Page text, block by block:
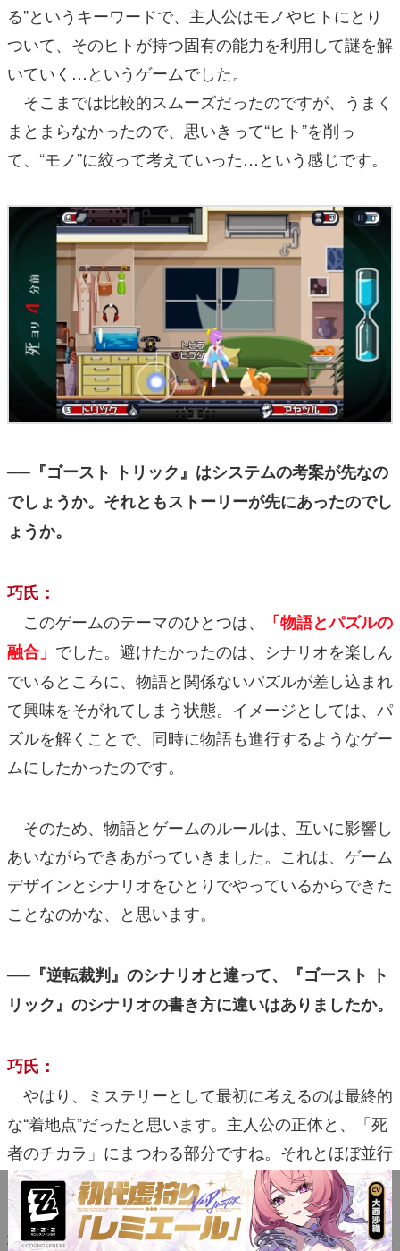
る”というキーワードで、主人公はモノやヒトにとり
ついて、そのヒトが持つ固有の能力を利用して謎を解
いていく…というゲームでした。
そこまでは比較的スムーズだったのですが、うまく
まとまらなかったので、思いきって“ヒト”を削っ
て、“モノ”に絞って考えていった…という感じです。
──『ゴースト トリック』はシステムの考案が先なの
でしょうか。それともストーリーが先にあったのでし
ょうか。
巧氏：
このゲームのテーマのひとつは、
「物語とパズルの
融合」 でした。避けたかったのは、シナリオを楽しん
でいるところに、物語と関係ないパズルが差し込まれ
て興味をそがれてしまう状態。イメージとしては、パ
ズルを解くことで、同時に物語も進行するようなゲー
ムにしたかったのです。
そのため、物語とゲームのルールは、互いに影響し
あいながらできあがっていきました。これは、ゲーム
デザインとシナリオをひとりでやっているからできた
ことなのかな、と思います。
──『逆転裁判』のシナリオと違って、『ゴースト ト
リック』のシナリオの書き方に違いはありましたか。
巧氏：
やはり、ミステリーとして最初に考えるのは最終的
な“着地点”だったと思います。主人公の正体と、「死
者のチカラ」にまつわる部分ですね。それとほぼ並行
して、オープニング…物語をどこから始めて、どう展
開させるかを考えました。そして次に、“群衆劇”に登
場する人物たちの案をいろいろ考えました。どんな職